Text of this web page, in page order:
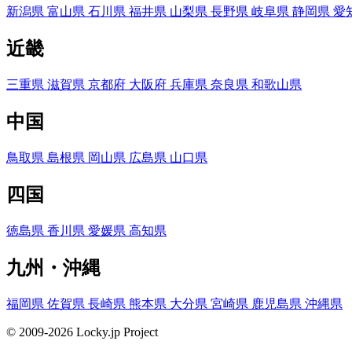
新潟県 富山県 石川県 福井県 山梨県 長野県 岐阜県 静岡県 愛
近畿
三重県 滋賀県 京都府 大阪府 兵庫県 奈良県 和歌山県
中国
鳥取県 島根県 岡山県 広島県 山口県
四国
徳島県 香川県 愛媛県 高知県
九州・沖縄
福岡県 佐賀県 長崎県 熊本県 大分県 宮崎県 鹿児島県 沖縄県
© 2009-2026 Locky.jp Project